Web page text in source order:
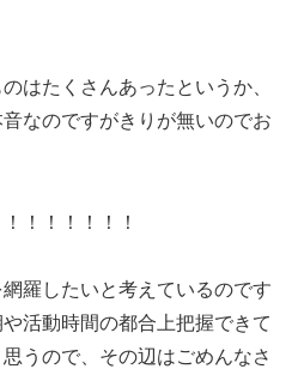
はたくさんあったというか、
なのですがきりが無いのでお
！！！！！！
羅したいと考えているのです
活動時間の都合上把握できて
うので、その辺はごめんなさ